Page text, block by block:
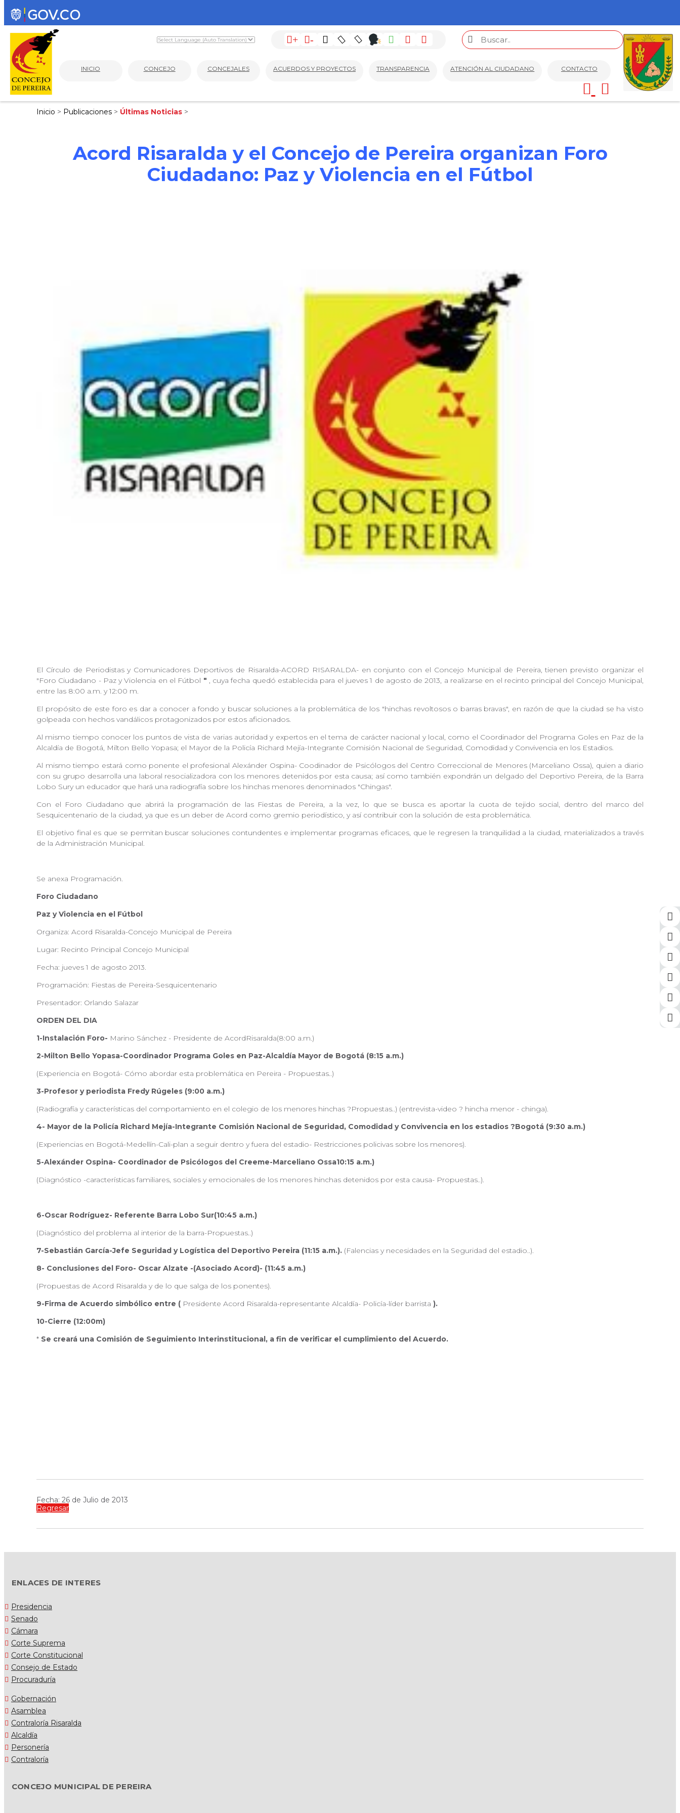
+ -
INICIO CONCEJO CONCEJALES ACUERDOS Y PROYECTOS TRANSPARENCIA ATENCIÓN AL CIUDADANO CONTACTO
Inicio > Publicaciones > Últimas Noticias >
Acord Risaralda y el Concejo de Pereira organizan Foro
Ciudadano: Paz y Violencia en el Fútbol
El Círculo de Periodistas y Comunicadores Deportivos de Risaralda-ACORD RISARALDA- en conjunto con el Concejo Municipal de Pereira, tienen previsto organizar el
"Foro Ciudadano - Paz y Violencia en el Fútbol " , cuya fecha quedó establecida para el jueves 1 de agosto de 2013, a realizarse en el recinto principal del Concejo Municipal,
entre las 8:00 a.m. y 12:00 m.
El propósito de este foro es dar a conocer a fondo y buscar soluciones a la problemática de los "hinchas revoltosos o barras bravas", en razón de que la ciudad se ha visto
golpeada con hechos vandálicos protagonizados por estos aficionados.
Al mismo tiempo conocer los puntos de vista de varias autoridad y expertos en el tema de carácter nacional y local, como el Coordinador del Programa Goles en Paz de la
Alcaldía de Bogotá, Milton Bello Yopasa; el Mayor de la Policía Richard Mejía-Integrante Comisión Nacional de Seguridad, Comodidad y Convivencia en los Estadios.
Al mismo tiempo estará como ponente el profesional Alexánder Ospina- Coodinador de Psicólogos del Centro Correccional de Menores (Marceliano Ossa), quien a diario
con su grupo desarrolla una laboral resocializadora con los menores detenidos por esta causa; así como también expondrán un delgado del Deportivo Pereira, de la Barra
Lobo Sury un educador que hará una radiografía sobre los hinchas menores denominados "Chingas".
Con el Foro Ciudadano que abrirá la programación de las Fiestas de Pereira, a la vez, lo que se busca es aportar la cuota de tejido social, dentro del marco del
Sesquicentenario de la ciudad, ya que es un deber de Acord como gremio periodístico, y así contribuir con la solución de esta problemática.
El objetivo final es que se permitan buscar soluciones contundentes e implementar programas eficaces, que le regresen la tranquilidad a la ciudad, materializados a través
de la Administración Municipal.
Se anexa Programación.
Foro Ciudadano
Paz y Violencia en el Fútbol
Organiza: Acord Risaralda-Concejo Municipal de Pereira
Lugar: Recinto Principal Concejo Municipal
Fecha: jueves 1 de agosto 2013.
Programación: Fiestas de Pereira-Sesquicentenario
Presentador: Orlando Salazar
ORDEN DEL DIA
1-Instalación Foro- Marino Sánchez - Presidente de AcordRisaralda(8:00 a.m.)
2-Milton Bello Yopasa-Coordinador Programa Goles en Paz-Alcaldía Mayor de Bogotá (8:15 a.m.)
(Experiencia en Bogotá- Cómo abordar esta problemática en Pereira - Propuestas..)
3-Profesor y periodista Fredy Rúgeles (9:00 a.m.)
(Radiografía y características del comportamiento en el colegio de los menores hinchas ?Propuestas..) (entrevista-video ? hincha menor - chinga).
4- Mayor de la Policía Richard Mejía-Integrante Comisión Nacional de Seguridad, Comodidad y Convivencia en los estadios ?Bogotá (9:30 a.m.)
(Experiencias en Bogotá-Medellín-Cali-plan a seguir dentro y fuera del estadio- Restricciones policivas sobre los menores).
5-Alexánder Ospina- Coordinador de Psicólogos del Creeme-Marceliano Ossa10:15 a.m.)
(Diagnóstico -características familiares, sociales y emocionales de los menores hinchas detenidos por esta causa- Propuestas..).
6-Oscar Rodríguez- Referente Barra Lobo Sur(10:45 a.m.)
(Diagnóstico del problema al interior de la barra-Propuestas..)
7-Sebastián García-Jefe Seguridad y Logística del Deportivo Pereira (11:15 a.m.). (Falencias y necesidades en la Seguridad del estadio..).
8- Conclusiones del Foro- Oscar Alzate -(Asociado Acord)- (11:45 a.m.)
(Propuestas de Acord Risaralda y de lo que salga de los ponentes).
9-Firma de Acuerdo simbólico entre ( Presidente Acord Risaralda-representante Alcaldía- Policía-líder barrista ).
10-Cierre (12:00m)
* Se creará una Comisión de Seguimiento Interinstitucional, a fin de verificar el cumplimiento del Acuerdo.
Fecha: 26 de Julio de 2013
Regresar
ENLACES DE INTERES
Presidencia
Senado
Cámara
Corte Suprema
Corte Constitucional
Consejo de Estado
Procuraduría
Gobernación
Asamblea
Contraloría Risaralda
Alcaldía
Personería
Contraloría
CONCEJO MUNICIPAL DE PEREIRA